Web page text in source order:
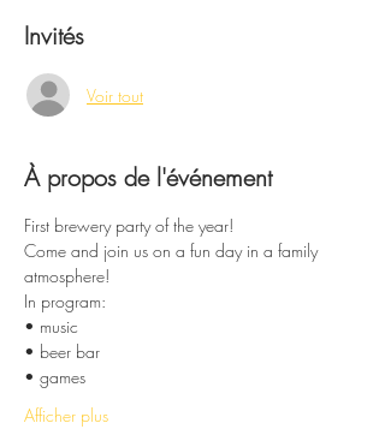
Invités
Voir tout
À propos de l'événement
First brewery party of the year!
Come and join us on a fun day in a family
atmosphere!
In program:
• music
• beer bar
• games
Afficher plus